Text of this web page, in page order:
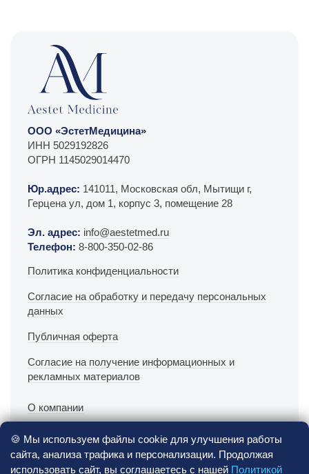
🍪 Мы используем файлы cookie для улучшения работы
сайта, анализа трафика и персонализации. Продолжая
использовать сайт, вы соглашаетесь с нашей Политикой
ООО «ЭстетМедицина»
ИНН 5029192826
ОГРН 1145029014470
Юр.адрес: 141011, Московская обл, Мытищи г,
Герцена ул, дом 1, корпус 3, помещение 28
Эл. адрес: info@aestetmed.ru
Телефон: 8-800-350-02-86
Политика конфиденциальности
Согласие на обработку и передачу персональных
данных
Публичная оферта
Согласие на получение информационных и
рекламных материалов
О компании
Офлайн поддержка врачей
Онлайн поддержка врачей